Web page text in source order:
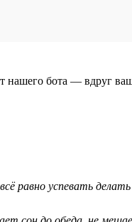
бота — вдруг
равно успевать